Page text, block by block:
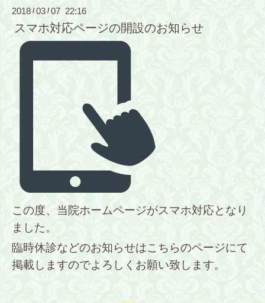
2018 / 03 /07 22:16
スマホ対応ページの開設のお知らせ
この度、当院ホームページがスマホ対応となり
ました。
臨時休診などのお知らせはこちらのページにて
掲載しますのでよろしくお願い致します。